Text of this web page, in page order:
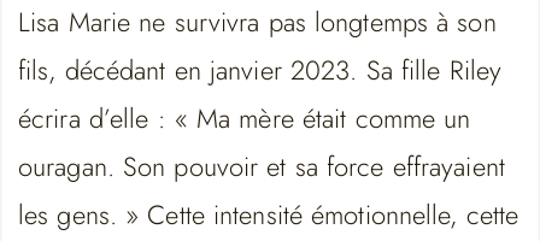
Lisa Marie ne survivra pas longtemps à son
fils, décédant en janvier 2023. Sa fille Riley
écrira d’elle : « Ma mère était comme un
ouragan. Son pouvoir et sa force effrayaient
les gens. » Cette intensité émotionnelle, cette